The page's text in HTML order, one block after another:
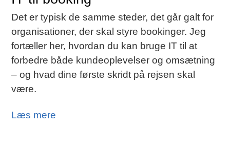
Det er typisk de samme steder, det går galt for
organisationer, der skal styre bookinger. Jeg
fortæller her, hvordan du kan bruge IT til at
forbedre både kundeoplevelser og omsætning
– og hvad dine første skridt på rejsen skal
være.
Læs mere